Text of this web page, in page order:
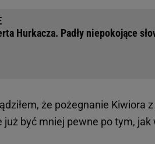
Hurkacza. Padły niepokojące
że pożegnanie
już być mniej pewne po tym,